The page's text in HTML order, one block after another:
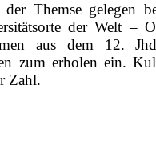
Themse gelegen
der Welt –
aus dem 12.
zum erholen ein.
Zahl.